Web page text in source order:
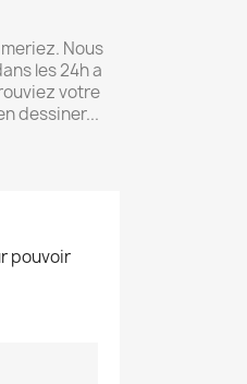
Nous
les 24h a
votre
dessiner...
pouvoir